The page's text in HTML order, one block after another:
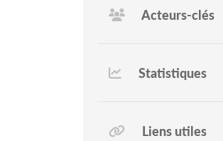
Acteurs-clés
Statistiques
Liens utiles